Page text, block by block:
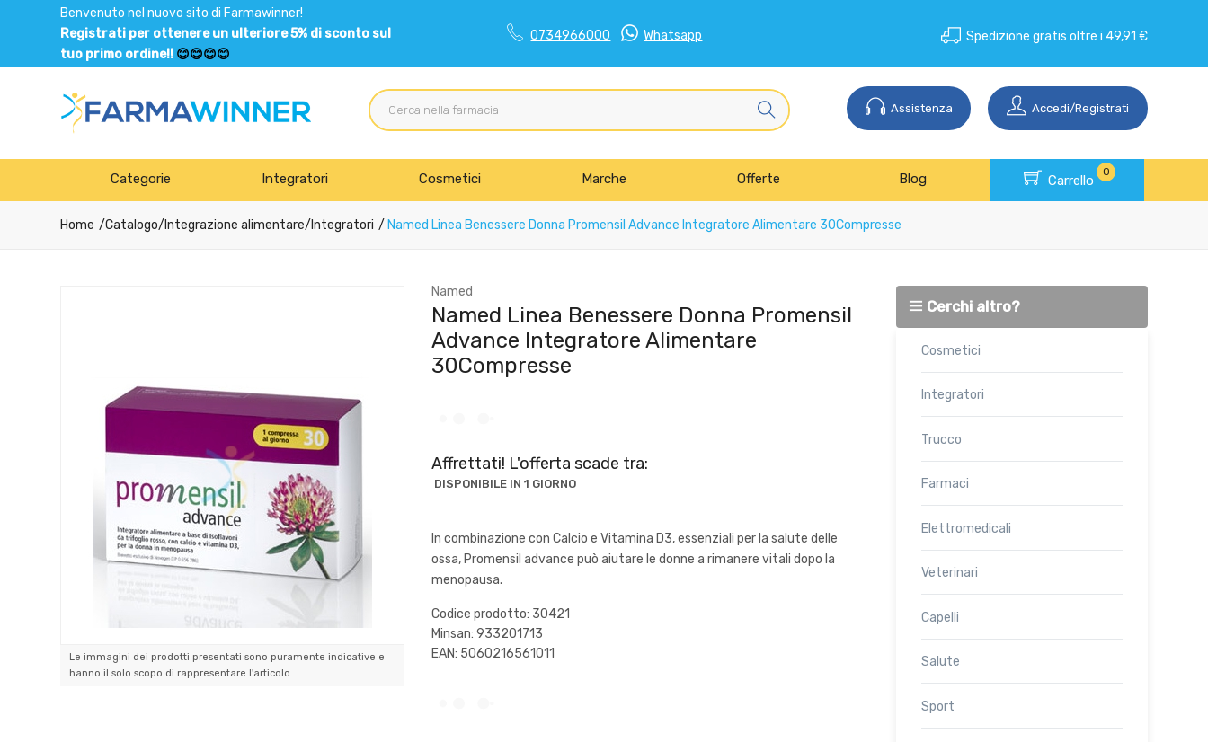
Benvenuto nel nuovo sito di Farmawinner!
Registrati per ottenere un ulteriore 5% di sconto sul
tuo primo ordine!! 😊😊😊😊
0734966000 Whatsapp Spedizione gratis oltre i 49,91 €
Assistenza Accedi/Registrati
Categorie Integratori Cosmetici Marche Offerte Blog Carrello
0
Home Catalogo/ Integrazione alimentare/ Integratori Named Linea Benessere Donna Promensil Advance Integratore Alimentare 30Compresse
Le immagini dei prodotti presentati sono puramente indicative e
hanno il solo scopo di rappresentare l'articolo.
Named
Named Linea Benessere Donna Promensil
Advance Integratore Alimentare
30Compresse
Affrettati! L'offerta scade tra:
DISPONIBILE IN 1 GIORNO
In combinazione con Calcio e Vitamina D3, essenziali per la salute delle
ossa, Promensil advance può aiutare le donne a rimanere vitali dopo la
menopausa.
Codice prodotto: 30421
Minsan:933201713
EAN: 5060216561011
Cerchi altro?
Cosmetici
Integratori
Trucco
Farmaci
Elettromedicali
Veterinari
Capelli
Salute
Sport